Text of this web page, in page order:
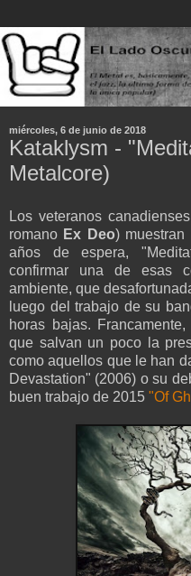
miércoles, 6 de junio de 2018
Kataklysm -
Metalcore)
Los veteranos
romano Ex Deo)
años de espera,
confirmar una de esas
ambiente, que
luego del trabajo de su
horas bajas.
que salvan un poco la
como aquellos que le han
Devastation" (2006) o su
buen trabajo de 2015 "Of